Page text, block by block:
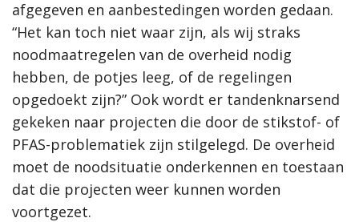
afgegeven en aanbestedingen worden gedaan.
“Het kan toch niet waar zijn, als wij straks
noodmaatregelen van de overheid nodig
hebben, de potjes leeg, of de regelingen
opgedoekt zijn?” Ook wordt er tandenknarsend
gekeken naar projecten die door de stikstof- of
PFAS-problematiek zijn stilgelegd. De overheid
moet de noodsituatie onderkennen en toestaan
dat die projecten weer kunnen worden
voortgezet.